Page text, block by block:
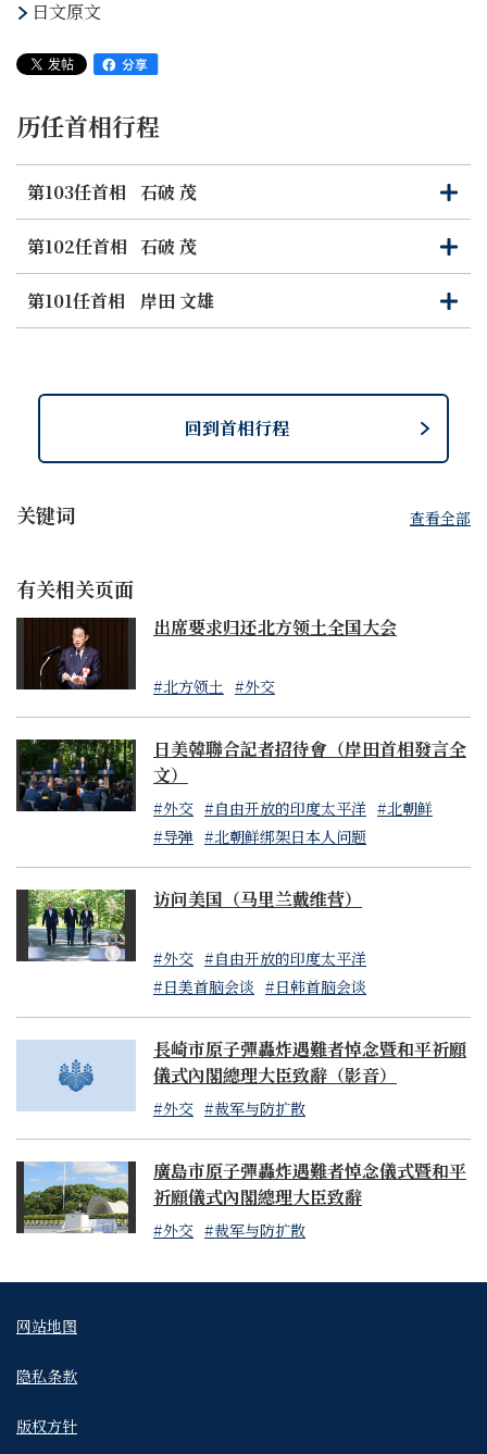
日文原文
历任首相行程
第103任首相 石破 茂
打
开
关
闭
第102任首相 石破 茂
打
开
关
闭
第101任首相
岸田 文雄
打
开
关
闭
关键词 查看全部
有关相关页面
出席要求归还北方领土全国大会
#北方领土 #外交
日美韓聯合記者招待會（岸田首相發言全
文）
#外交 #自由开放的印度太平洋 #北朝鲜
#导弹 #北朝鲜绑架日本人问题
访问美国（马里兰戴维营）
#外交 #自由开放的印度太平洋
#日美首脑会谈 #日韩首脑会谈
長崎市原子彈轟炸遇難者悼念暨和平祈願
儀式內閣總理大臣致辭（影音）
#外交 #裁军与防扩散
廣島市原子彈轟炸遇難者悼念儀式暨和平
祈願儀式內閣總理大臣致辭
#外交 #裁军与防扩散
回到首相行程
网站地图
隐私条款
版权方针